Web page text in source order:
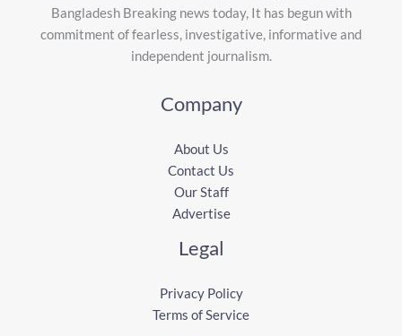
Bangladesh Breaking news today, It has begun with
commitment of fearless, investigative, informative and
independent journalism.
Company
About Us
Contact Us
Our Staff
Advertise
Legal
Privacy Policy
Terms of Service